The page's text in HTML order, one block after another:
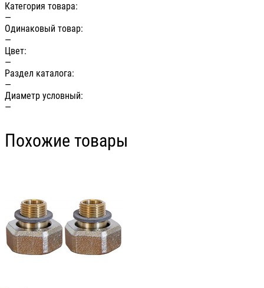
Категория товара:
—
Одинаковый товар:
—
Цвет:
—
Раздел каталога:
—
Диаметр условный:
—
Похожие товары